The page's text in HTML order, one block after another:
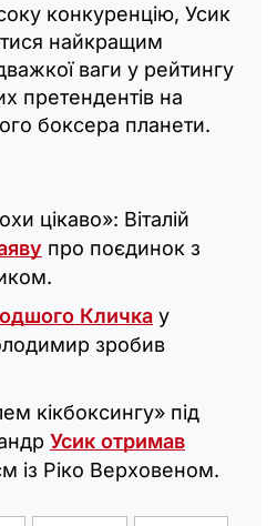
конкуренцію, Усик
найкращим
ваги у рейтингу
претендентів на
боксера планети.
цікаво»: Віталій
про поєдинок з
Кличка у
зробив
кікбоксингу» під
Усик отримав
із Ріко Верховеном.